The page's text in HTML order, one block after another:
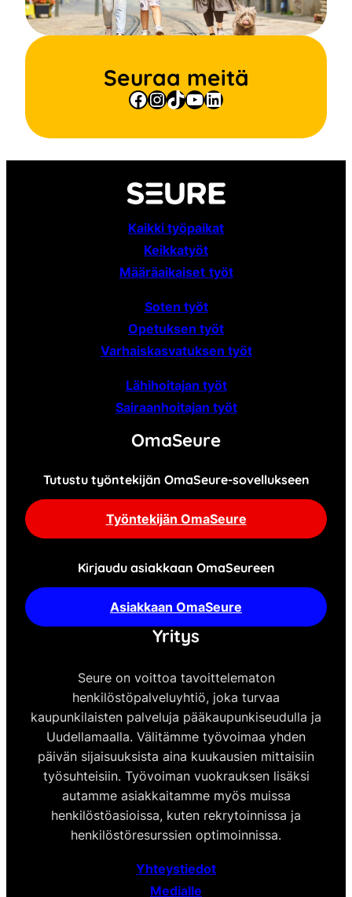
Seuraa meitä
Facebook
Instagram
TikTok
YouTube
LinkedIn
Kaikki työpaikat
Keikkatyöt
Määräaikaiset työt
Soten työt
Opetuksen työt
Varhaiskasvatuksen työt
Lähihoitajan työt
Sairaanhoitajan työt
OmaSeure
Tutustu työntekijän OmaSeure-sovellukseen
Työntekijän OmaSeure
Kirjaudu asiakkaan OmaSeureen
Asiakkaan OmaSeure
Yritys
Seure on voittoa tavoittelematon
henkilöstöpalveluyhtiö, joka turvaa
kaupunkilaisten palveluja pääkaupunkiseudulla ja
Uudellamaalla. Välitämme työvoimaa yhden
päivän sijaisuuksista aina kuukausien mittaisiin
työsuhteisiin. Työvoiman vuokrauksen lisäksi
autamme asiakkaitamme myös muissa
henkilöstöasioissa, kuten rekrytoinnissa ja
henkilöstöresurssien optimoinnissa.
Yhteystiedot
Medialle